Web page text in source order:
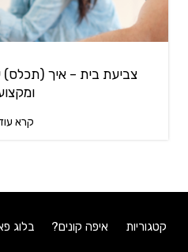
צביעת בית – איך (תכלס)
קרא
קטגוריות איפה קונים? בלוג